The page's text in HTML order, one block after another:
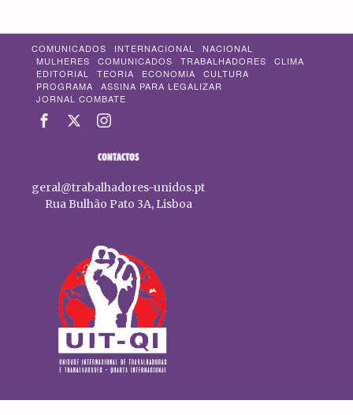
COMUNICADOS INTERNACIONAL
NACIONAL
MULHERES
COMUNICADOS TRABALHADORES
CLIMA
EDITORIAL
TEORIA ECONOMIA
CULTURA
PROGRAMA
ASSINA PARA LEGALIZAR
JORNAL COMBATE
CONTACTOS
geral@trabalhadores-unidos.pt
Rua Bulhão Pato 3A, Lisboa